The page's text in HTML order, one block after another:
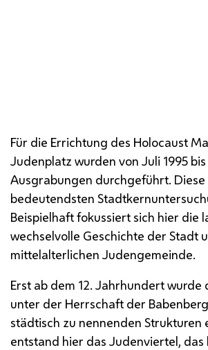
Für die Errichtung des Holocaust
Judenplatz wurden von Juli 1995
Ausgrabungen durchgeführt.
bedeutendsten
Beispielhaft fokussiert sich hier die
wechselvolle Geschichte der Stadt
mittelalterlichen Judengemeinde.
Erst ab dem 12. Jahrhundert wurde
unter der Herrschaft der
städtisch zu nennenden Strukturen
entstand hier das Judenviertel, das